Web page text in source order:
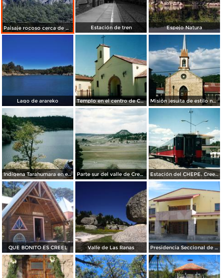
Paisaje rocoso cerca de Creel Estación de tren Espejo Natura
Lago de arareko Templo en el centro de Creel, Chihuahua. 2002 Misión jesuita de estilo neogótico. Creel, Chihuahua. 2002
Indígena Tarahumara en el Lago de Arareco, Chihuahua. 2002 Parte sur del valle de Creel, Chihuahua Estación del CHEPE. Creel, Chihuahua.
QUE BONITO ES CREEL Valle de Las Ranas Presidencia Seccional de Creel